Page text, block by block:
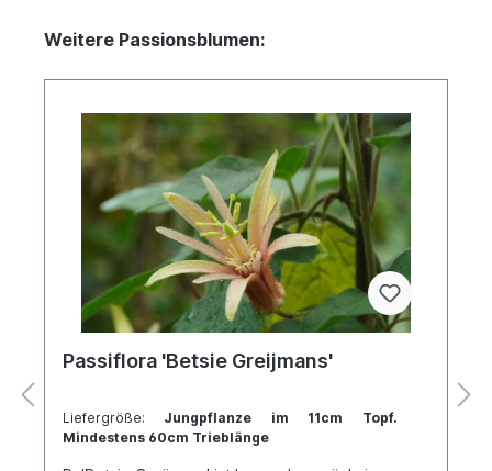
Weitere Passionsblumen:
Passiflora 'Betsie Greijmans'
Liefergröße: Jungpflanze im 11cm Topf.
Mindestens 60cm Trieblänge